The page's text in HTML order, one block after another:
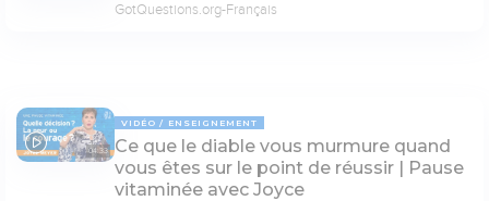
GotQuestions.org-Français
04:33
VIDÉO ENSEIGNEMENT
Ce que le diable vous murmure quand
vous êtes sur le point de réussir | Pause
vitaminée avec Joyce